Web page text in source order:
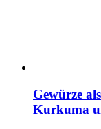
Gewürze
Kurkuma